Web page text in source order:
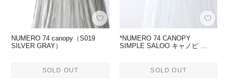
NUMERO 74 canopy（S019
SILVER GRAY）
SOLD OUT
*NUMERO 74 CANOPY
SIMPLE SALOO キャノピ …
SOLD OUT